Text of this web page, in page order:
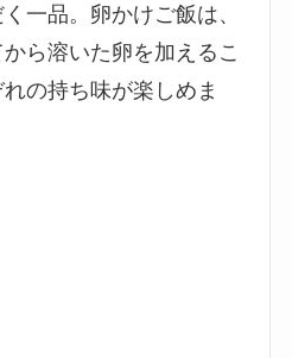
一品。卵かけご飯は、
ら溶いた卵を加えるこ
の持ち味が楽しめま